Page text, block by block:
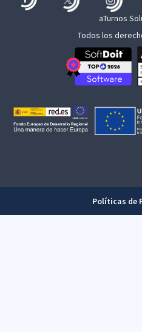
aTurnos
Todos los
Políticas de